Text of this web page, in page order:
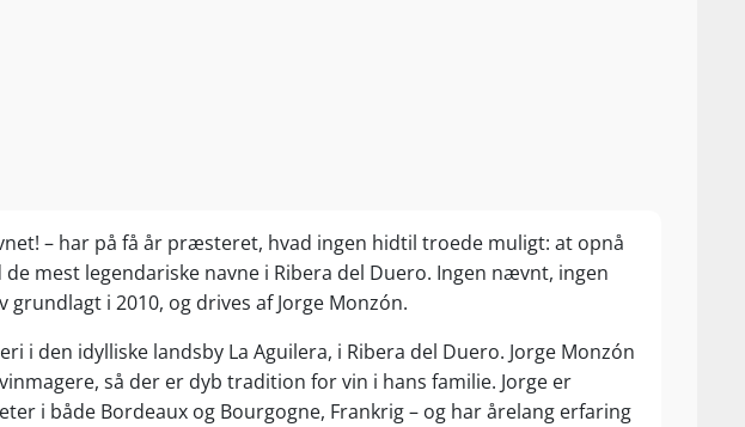
– har på få år præsteret, hvad ingen hidtil troede muligt: at opnå
mest legendariske navne i Ribera del Duero. Ingen nævnt, ingen
grundlagt i 2010, og drives af Jorge Monzón.
i den idylliske landsby La Aguilera, i Ribera del Duero. Jorge Monzón
så der er dyb tradition for vin i hans familie. Jorge er
i både Bordeaux og Bourgogne, Frankrig – og har årelang erfaring